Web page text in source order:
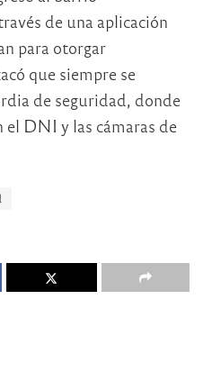
de una aplicación
para otorgar
que siempre se
de seguridad, donde
el DNI y las cámaras de